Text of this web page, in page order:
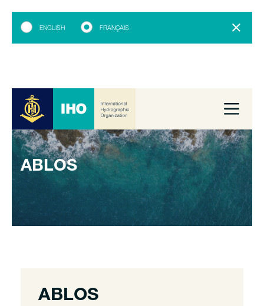
ENGLISH FRANÇAIS
ABLOS
ABLOS